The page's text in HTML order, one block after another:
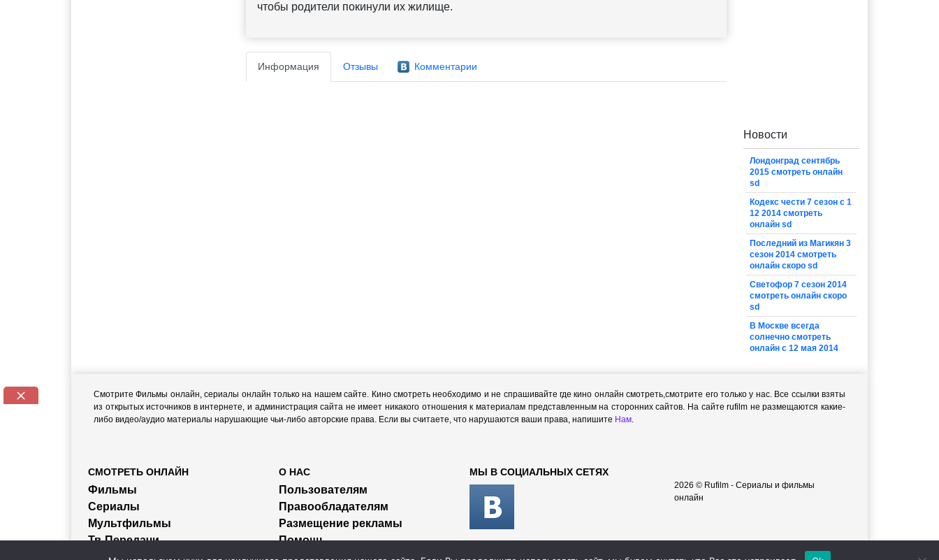
чтобы родители покинули их жилище.
Информация Отзывы Комментарии
Новости
Лондонград сентябрь
2015 смотреть онлайн
sd
Кодекс чести 7 сезон с 1
12 2014 смотреть
онлайн sd
Последний из Магикян 3
сезон 2014 смотреть
онлайн скоро sd
Светофор 7 сезон 2014
смотреть онлайн скоро
sd
В Москве всегда
солнечно смотреть
онлайн с 12 мая 2014
Смотрите Фильмы онлайн, сериалы онлайн только на нашем сайте. Кино смотреть необходимо и не спрашивайте где кино онлайн смотреть,cмотрите его только у нас. Все ссылки взяты
из открытых источников в интернете, и администрация сайта не имеет никакого отношения к материалам представленным на сторонних сайтов. На сайте rufilm не размещаются какие-
либо видео/аудио материалы нарушающие чьи-либо авторские права. Если вы считаете, что нарушаются ваши права, напишите Нам.
СМОТРЕТЬ ОНЛАЙН
Фильмы
Сериалы
Мультфильмы
Тв-Передачи
Трейлеры
О НАС
Пользователям
Правообладателям
Размещение рекламы
Помощь
МЫ В СОЦИАЛЬНЫХ СЕТЯХ
2026 © Rufilm - Сериалы и фильмы
онлайн